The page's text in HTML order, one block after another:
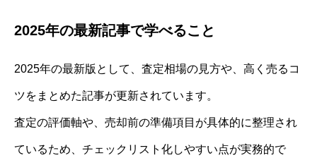
2025年の最新記事で学べること
2025年の最新版として、査定相場の見方や、高く売るコ
ツをまとめた記事が更新されています。
査定の評価軸や、売却前の準備項目が具体的に整理され
ているため、チェックリスト化しやすい点が実務的で